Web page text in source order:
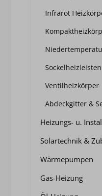
Infrarot
Ventilheizkörper
Abdeckgitter &
Heizungs- u.
Solartechnik &
Wärmepumpen
Gas-Heizung